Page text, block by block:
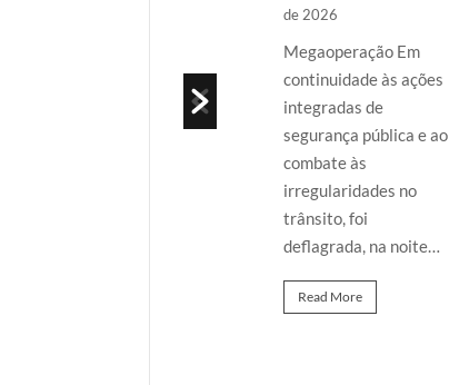
de 2026
Megaoperação Em
continuidade às ações
integradas de
segurança pública e ao
combate às
irregularidades no
trânsito, foi
deflagrada, na noite…
Read More